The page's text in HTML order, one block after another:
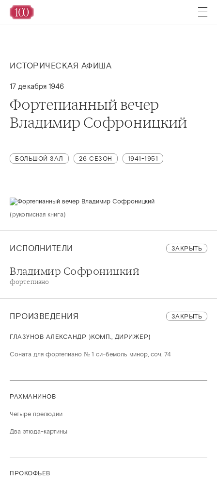
ИСТОРИЧЕСКАЯ АФИША
17 декабря 1946
Фортепианный вечер
Владимир Софроницкий
БОЛЬШОЙ ЗАЛ 26 СЕЗОН 1941-1951
(рукописная книга)
ИСПОЛНИТЕЛИ ЗАКРЫТЬ
Владимир Софроницкий
фортепиано
ПРОИЗВЕДЕНИЯ ЗАКРЫТЬ
ГЛАЗУНОВ АЛЕКСАНДР )КОМП., ДИРИЖЕР)
Соната для фортепиано № 1 си-бемоль минор, соч. 74
РАХМАНИНОВ
Четыре прелюдии
Два этюда-картины
ПРОКОФЬЕВ